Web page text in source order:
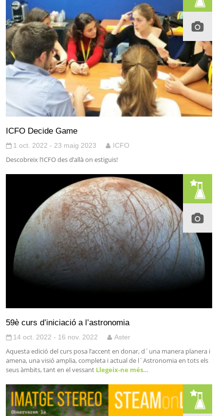
ICFO Decide Game
1 oct. 2022 - 23 maig 2023 ICFO
Descobreix l’ICFO des d’allà on estiguis!
59è curs d’iniciació a l’astronomia
14 oct. 2022 - 16 nov. 2022 Aster
Aquesta edició del curs posa l’accent en donar, d´una manera planera i
amena, una visió amplia, completa i actual de l´Astronomia en tots els
seus àmbits, tant en el vessant Llegeix-ne més…